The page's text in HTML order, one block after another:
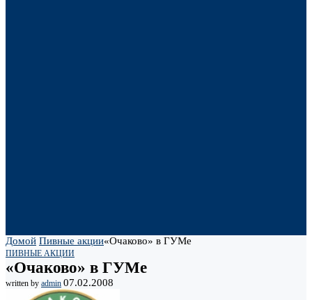
Домой Пивные акции«Очаково» в ГУМе
ПИВНЫЕ АКЦИИ
«Очаково» в ГУМе
written by admin 07.02.2008